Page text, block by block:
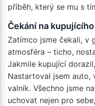
příběh, který se mu s
Čekání na kupujícího
Zatímco jsme čekali, v
atmosféra – ticho,
Jakmile kupující
Nastartoval jsem auto,
valník. Všechno jsme
uchovat nejen pro